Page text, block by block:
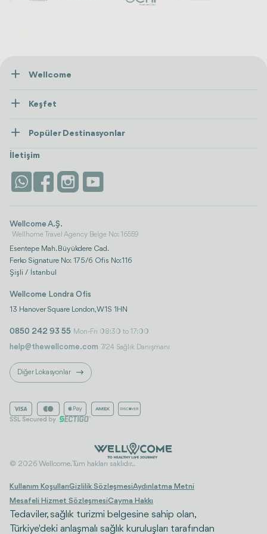
Wellcome
İletişim
Keşfet
Wellness
Konaklama
Life Platform
Popüler Destinasyonlar
Tümünü Gör
İstanbul
İletişim
Wellcome A.Ş.
Wellhome Travel Agency Belge No: 16559
Esentepe Mah. Büyükdere Cad.
Ferko Signature No: 175/6 Ofis No:116
Şişli / İstanbul
Wellcome Londra Ofis
13 Hanover Square London, W1S 1HN
0850 242 93 55 Mon-Fri 08:30 to 17:00
help@thewellcome.com 7/24 Sağlık Danışmanı
Diğer Lokasyonlar
© 2026 Wellcome. Tüm hakları saklıdır..
Kullanım KoşullarıGizlilik SözleşmesiAydınlatma Metni
Mesafeli Hizmet SözleşmesiCayma Hakkı
Tedaviler, sağlık turizmi belgesine sahip olan,
Türkiye'deki anlaşmalı sağlık kuruluşları tarafından